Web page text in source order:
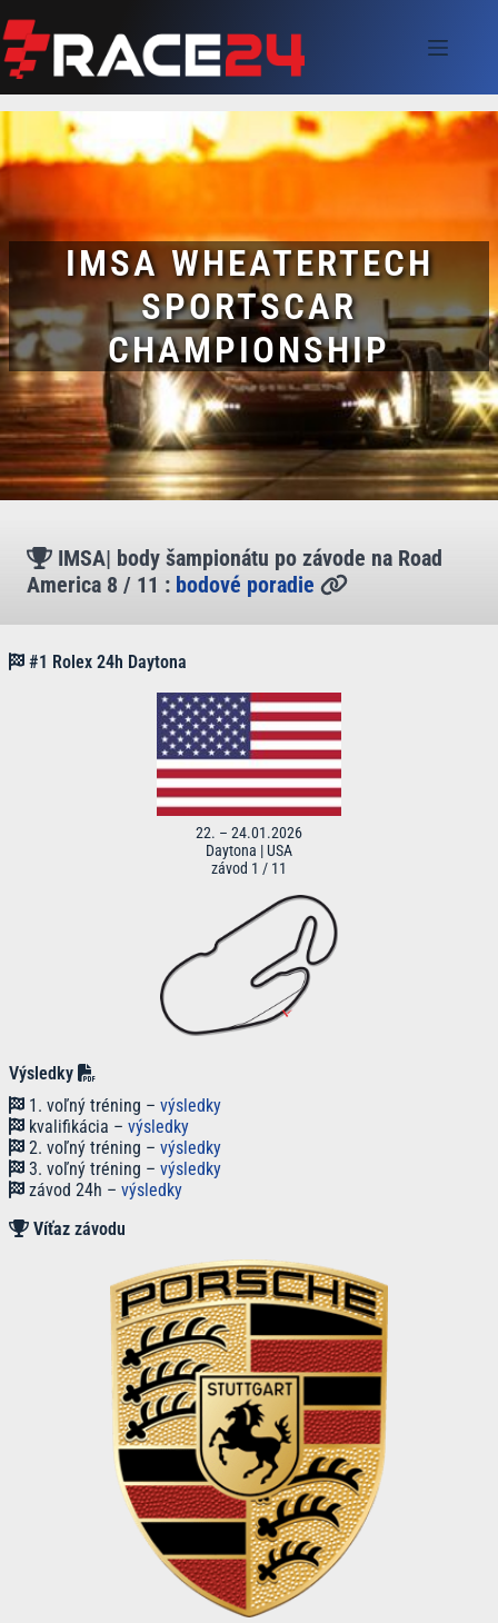
to
content
IMSA WHEATERTECH
SPORTSCAR
CHAMPIONSHIP
IMSA| body šampionátu po závode na Road
America 8 / 11 : bodové poradie
#1 Rolex 24h Daytona
22. – 24.01.2026
Daytona | USA
závod 1 / 11
Výsledky
1. voľný tréning – výsledky
kvalifikácia – výsledky
2. voľný tréning – výsledky
3. voľný tréning – výsledky
závod 24h – výsledky
Víťaz závodu